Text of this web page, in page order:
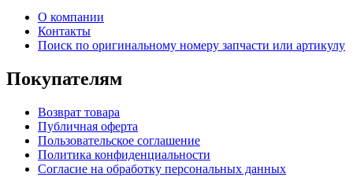
О компании
Контакты
Поиск по оригинальному номеру запчасти или артикулу
Покупателям
Возврат товара
Публичная оферта
Пользовательское соглашение
Политика конфиденциальности
Согласие на обработку персональных данных